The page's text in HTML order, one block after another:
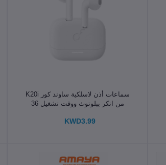
الإضافة إلى سلة التسوق
سماعات أذن لاسلكية ساوند كور K20i
من انكر ببلوتوث ووقت تشغيل 36
KWD3.99